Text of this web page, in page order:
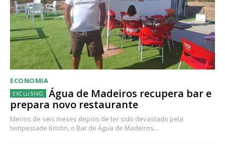
ECONOMIA
Água de Madeiros recupera bar e
prepara novo restaurante
Menos de seis meses depois de ter sido devastado pela
tempestade Kristin, o Bar de Água de Madeiros...